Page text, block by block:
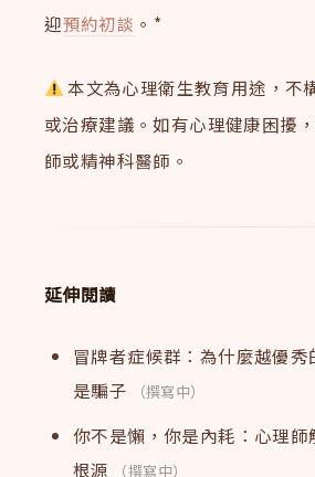
迎預約初談 。*
本文為心理衛生教育用途，不
或治療建議。如有心理健康困擾
師或精神科醫師。
延伸閱讀
冒牌者症候群：為什麼越優
是騙子 （撰寫中）
你不是懶，你是內耗：心理
根源
（撰寫中）